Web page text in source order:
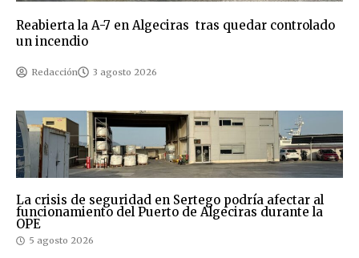
Reabierta la A-7 en Algeciras tras quedar controlado
un incendio
Redacción 3 agosto 2026
La crisis de seguridad en Sertego podría afectar al
funcionamiento del Puerto de Algeciras durante la
OPE
5 agosto 2026